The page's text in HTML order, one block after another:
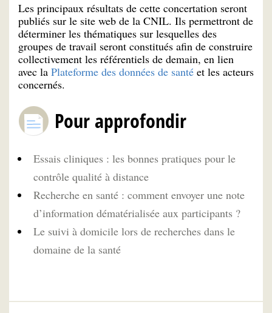
Les principaux résultats de cette concertation seront
publiés sur le site web de la CNIL. Ils permettront de
déterminer les thématiques sur lesquelles des
groupes de travail seront constitués afin de construire
collectivement les référentiels de demain, en lien
avec la Plateforme des données de santé et les acteurs
concernés.
Pour approfondir
Essais cliniques : les bonnes pratiques pour le
contrôle qualité à distance
Recherche en santé : comment envoyer une note
d’information dématérialisée aux participants ?
Le suivi à domicile lors de recherches dans le
domaine de la santé